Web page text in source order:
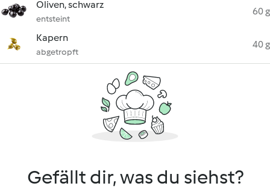
Oliven, schwarz
entsteint
60 g
Kapern
abgetropft
40 g
Gefällt dir, was du siehst?